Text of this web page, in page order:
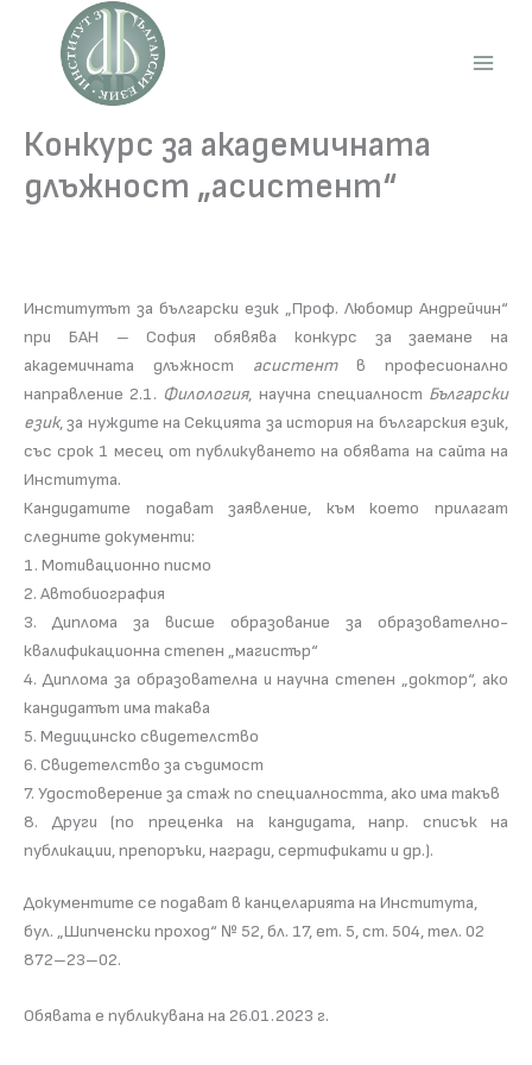
content
Конкурс за академичната
длъжност „асистент“
Институтът за български език „Проф. Любомир Андрейчин“
при БАН – София обявява конкурс за заемане на
академичната длъжност асистентв професионално
направление 2.1. Филология, научна специалност Български
език, за нуждите на Секцията за история на българския език,
със срок 1 месец от публикуването на обявата на сайта на
Института.
Кандидатите подават заявление, към което прилагат
следните документи:
1. Мотивационно писмо
2. Автобиография
3. Диплома за висше образование за образователно-
квалификационна степен „магистър“
4. Диплома за образователна и научна степен „доктор“, ако
кандидатът има такава
5. Медицинско свидетелство
6. Свидетелство за съдимост
7. Удостоверение за стаж по специалността, ако има такъв
8. Други (по преценка на кандидата, напр. списък на
публикации, препоръки, награди, сертификати и др.).
Документите се подават в канцеларията на Института,
бул. „Шипченски проход“ № 52, бл. 17, ет. 5, ст. 504, тел. 02
872–23–02.
Обявата е публикувана на 26.01.2023 г.